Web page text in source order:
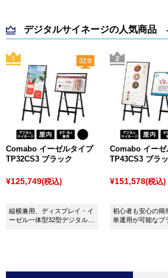
デジタルサイネージの人気商品
Comabo イーゼルタイプ
TP32CS3 ブラック
¥125,749(税込)
縦横兼用、ディスプレイ・イ
ーゼル一体型32型デジタルサ
Comabo イーゼ
TP43CS3 ブラ
¥151,578(税込)
初心者も安心の簡
単運用が可能なブ